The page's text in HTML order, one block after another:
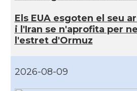
Els EUA esgoten el seu
i l'Iran se n'aprofita per
l'estret d'Ormuz
2026-08-09